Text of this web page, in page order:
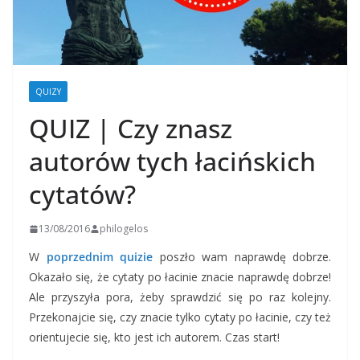
QUIZY
QUIZ | Czy znasz
autorów tych łacińskich
cytatów?
13/08/2016 philogelos
W poprzednim quizie poszło wam naprawdę dobrze.
Okazało się, że cytaty po łacinie znacie naprawdę dobrze!
Ale przyszyła pora, żeby sprawdzić się po raz kolejny.
Przekonajcie się, czy znacie tylko cytaty po łacinie, czy też
orientujecie się, kto jest ich autorem. Czas start!